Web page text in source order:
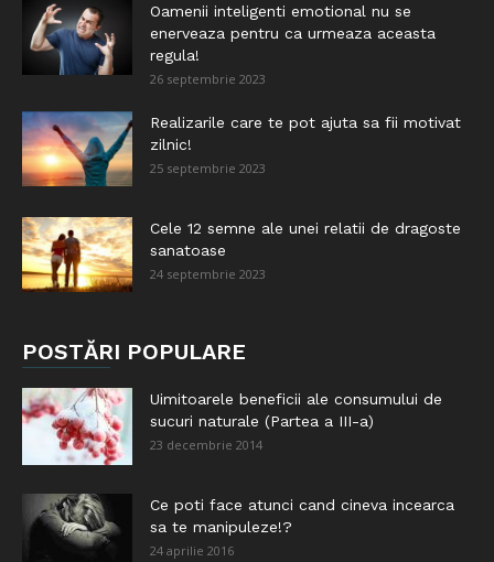
Oamenii inteligenti emotional nu se
enerveaza pentru ca urmeaza aceasta
regula!
26 septembrie 2023
Realizarile care te pot ajuta sa fii motivat
zilnic!
25 septembrie 2023
Cele 12 semne ale unei relatii de dragoste
sanatoase
24 septembrie 2023
POSTĂRI POPULARE
Uimitoarele beneficii ale consumului de
sucuri naturale (Partea a III-a)
23 decembrie 2014
Ce poti face atunci cand cineva incearca
sa te manipuleze!?
24 aprilie 2016